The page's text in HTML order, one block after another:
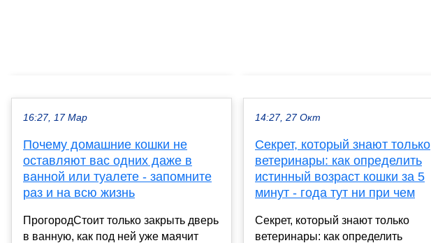
16:27, 17 Мар
Почему домашние кошки не
оставляют вас одних даже в
ванной или туалете - запомните
раз и на всю жизнь
ПрогородСтоит только закрыть дверь
в ванную, как под ней уже маячит
14:27, 27 Окт
Секрет, который знают только
ветеринары: как определить
истинный возраст кошки за 5
минут - года тут ни при чем
Секрет, который знают только
ветеринары: как определить